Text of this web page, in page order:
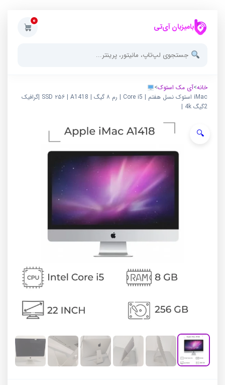
بامیزبان آی‌تی
0
خانه>آی مک استوک>
iMac استوک نسل هفتم | Core i5 | رم ۸ گیگ | SSD ۲۵۶ | A1418 |گرافیک
2گیگ 4k |